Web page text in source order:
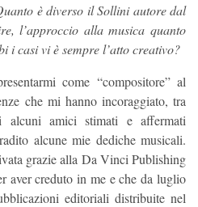
è diverso il Sollini autore dal
l’approccio alla musica quanto
i casi vi è sempre l’atto creativo?
come “compositore” al
che mi hanno incoraggiato, tra
alcuni amici stimati e affermati
alcune mie dediche musicali.
grazie alla Da Vinci Publishing
aver creduto in me e che da luglio
editoriali distribuite nel